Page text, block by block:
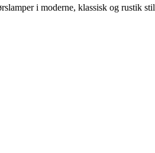
i moderne, klassisk og rustik stil